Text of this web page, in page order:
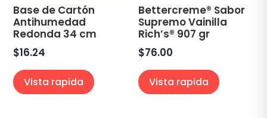
Base de Cartón
Antihumedad
Redonda 34 cm
$16.24
Vista rapida
Bettercreme® Sabor
Supremo Vainilla
Rich’s® 907 gr
$76.00
Vista rapida